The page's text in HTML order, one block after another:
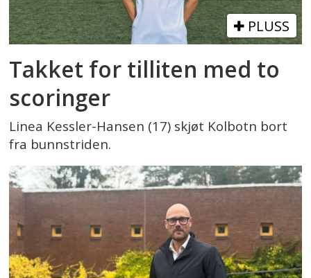
PLUSS
Takket for tilliten med to
scoringer
Linea Kessler-Hansen (17) skjøt Kolbotn bort
fra bunnstriden.